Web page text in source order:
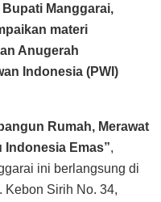
Manggarai,
materi
Anugerah
Indonesia (PWI)
Rumah, Merawat
Indonesia Emas”,
ini berlangsung di
Kebon Sirih No. 34,